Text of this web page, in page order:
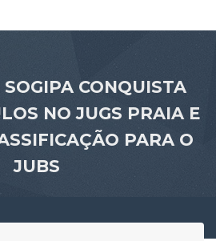
CONQUISTA
NO JUGS PRAIA E
PARA O
JUBS